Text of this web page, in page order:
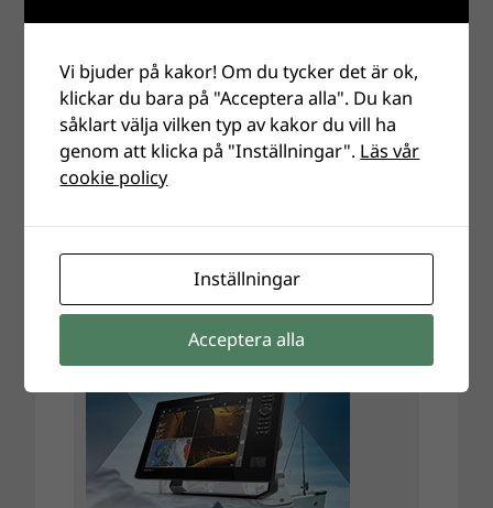
Vi bjuder på kakor! Om du tycker det är ok,
klickar du bara på "Acceptera alla". Du kan
såklart välja vilken typ av kakor du vill ha
genom att klicka på "Inställningar". Läs vår
cookie policy
Inställningar
Acceptera alla